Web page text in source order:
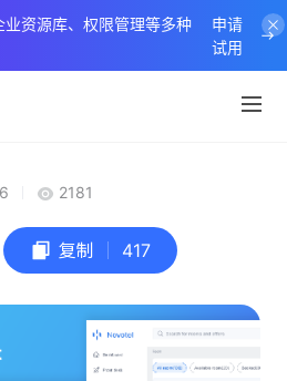
资源库、权限管理等多种
申请
试用
2181
复制 417